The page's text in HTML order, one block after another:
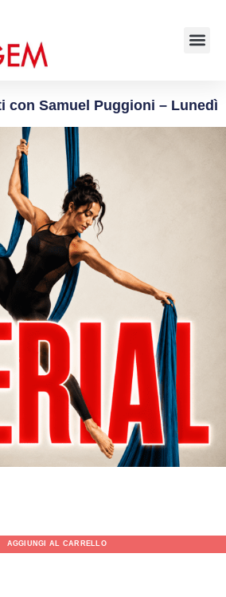
con Samuel Puggioni – Lunedì
AGGIUNGI AL CARRELLO